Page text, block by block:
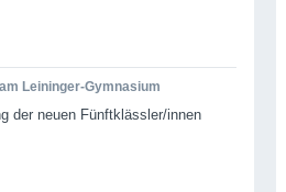
Leininger-Gymnasium
der neuen Fünftklässler/innen